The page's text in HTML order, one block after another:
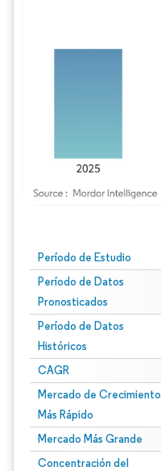
Período de Estudio
Período de Datos
Pronosticados
Período de Datos
Históricos
CAGR
Mercado de Crecimiento
Más Rápido
Mercado Más Grande
Concentración del